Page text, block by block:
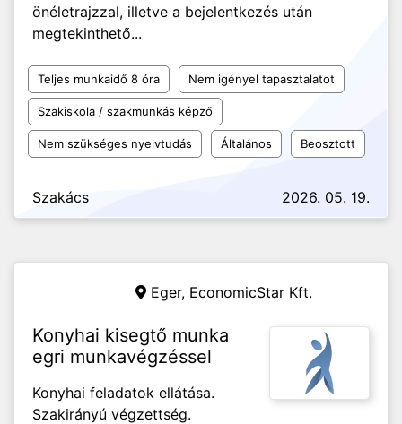
önéletrajzzal, illetve a bejelentkezés után
megtekinthető...
Teljes munkaidő 8 óra Nem igényel tapasztalatot
Szakiskola / szakmunkás képző
Nem szükséges nyelvtudás Általános Beosztott
Szakács 2026. 05. 19.
Eger, EconomicStar Kft.
Konyhai kisegtő munka
egri munkavégzéssel
Konyhai feladatok ellátása.
Szakirányú végzettség.